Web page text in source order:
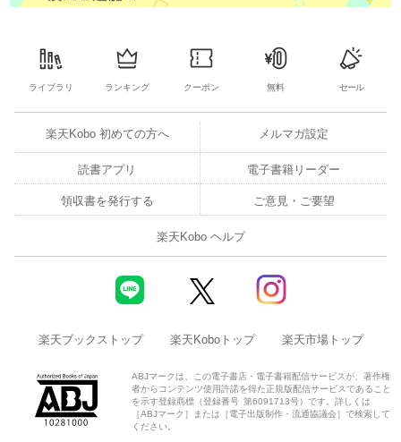
ガメにも会えるシュノーケリング入門／酪農王国・八丈島の牧場
／島寿司のルーツ
● 青ヶ島
絶海の孤島、青ヶ島上陸への道…／要塞の島で出合う唯一無二の
美景／蒸気が漂うひんぎゃで地熱体験
イルカ＆南島ツアー／ホエールウォッチング／絶景ハイキング／
乳房山ウオーク／南崎・小富士でシュノーケリング
【歴史と文化、地理】
ライブラリ ランキング クーポン 無料 セール
楽天Kobo 初めての方へ メルマガ設定
読書アプリ 電子書籍リーダー
領収書を発行する ご意見・ご要望
楽天Kobo ヘルプ
楽天ブックストップ 楽天Koboトップ 楽天市場トップ
ABJマークは、この電子書店・電子書籍配信サービスが、著作権
者からコンテンツ使用許諾を得た正規版配信サービスであること
を示す登録商標（登録番号 第6091713号）です。詳しくは
［ABJマーク］または［電子出版制作・流通協議会］で検索して
ください。